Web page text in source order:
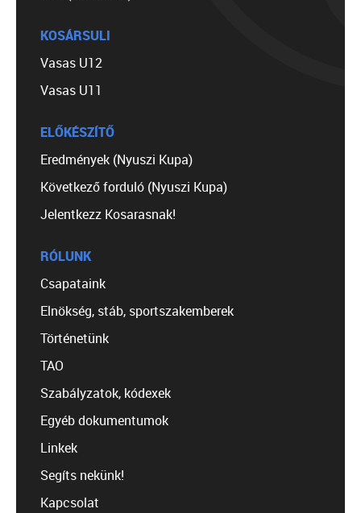
KOSÁRSULI
Vasas U12
Vasas U11
ELŐKÉSZÍTŐ
Eredmények (Nyuszi Kupa)
Következő forduló (Nyuszi Kupa)
Jelentkezz Kosarasnak!
RÓLUNK
Csapataink
Elnökség, stáb, sportszakemberek
Történetünk
TAO
Szabályzatok, kódexek
Egyéb dokumentumok
Linkek
Segíts nekünk!
Kapcsolat